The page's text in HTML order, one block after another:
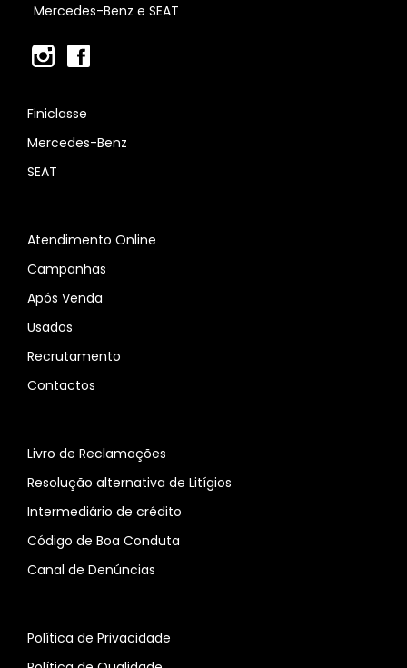
Mercedes-Benz e SEAT
Finiclasse
Mercedes-Benz
SEAT
Atendimento Online
Campanhas
Após Venda
Usados
Recrutamento
Contactos
Livro de Reclamações
Resolução alternativa de Litígios
Intermediário de crédito
Código de Boa Conduta
Canal de Denúncias
Política de Privacidade